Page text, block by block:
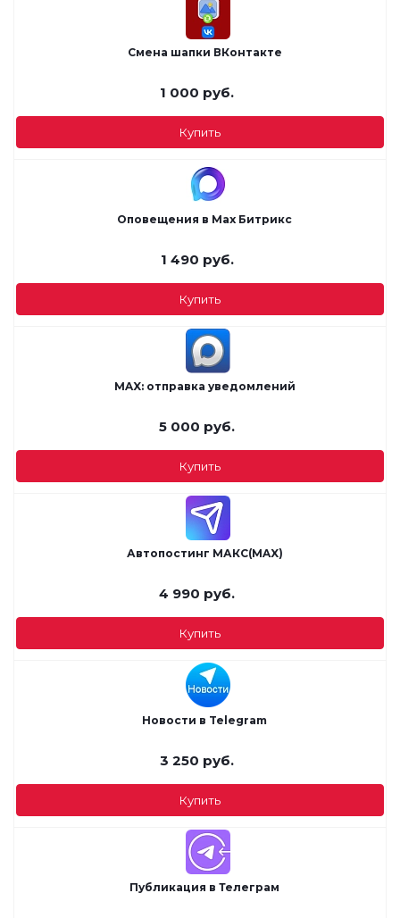
Смена шапки ВКонтакте
1 000 руб.
Купить
Оповещения в Max Битрикс
1 490 руб.
Купить
MAX: отправка уведомлений
5 000 руб.
Купить
Автопостинг МАКС(MAX)
4 990 руб.
Купить
Новости в Telegram
3 250 руб.
Купить
Публикация в Телеграм